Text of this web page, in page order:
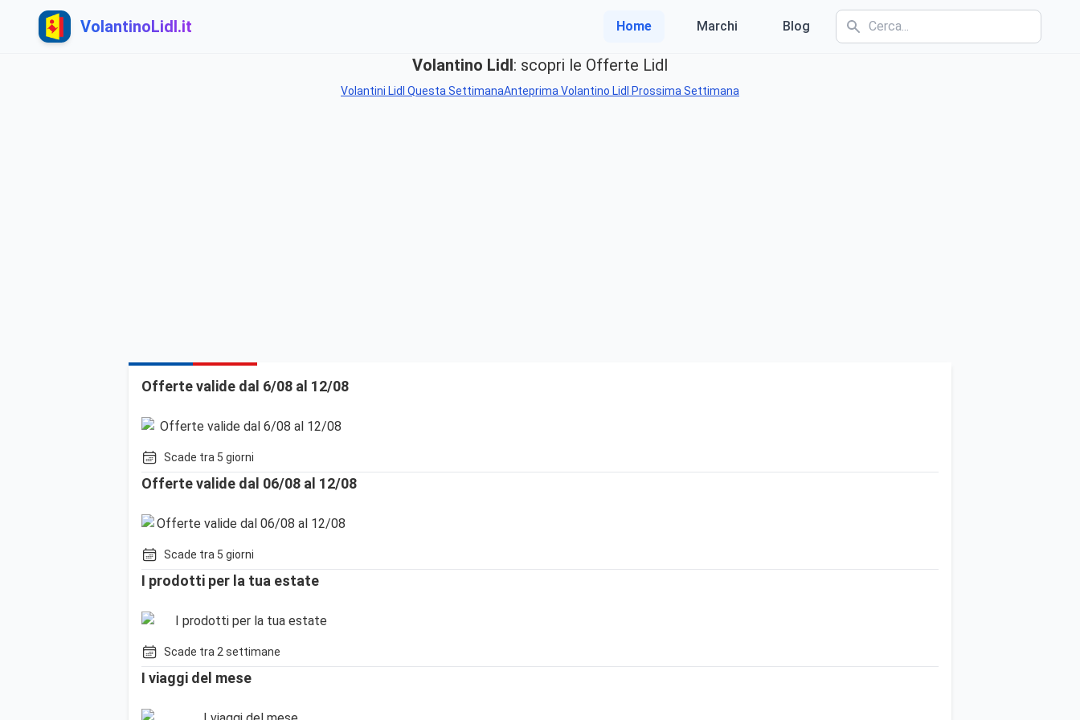
VolantinoLidl.it Home Marchi Blog
Volantino Lidl: scopri le Offerte Lidl
Volantini Lidl Questa SettimanaAnteprima Volantino Lidl Prossima Settimana
Offerte valide dal 6/08 al 12/08
Scade tra 5 giorni
Offerte valide dal 06/08 al 12/08
Scade tra 5 giorni
I prodotti per la tua estate
Scade tra 2 settimane
I viaggi del mese